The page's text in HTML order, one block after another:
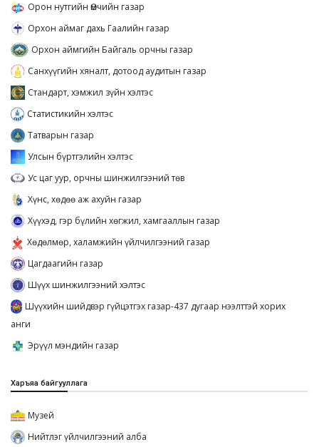
Орон нутгийн Өмчийн газар
Орхон аймаг дахь Гаалийн газар
Орхон аймгийн Байгаль орчны газар
Санхүүгийн хяналт, дотоод аудитын газар
Стандарт, хэмжил зүйн хэлтэс
Статистикийн хэлтэс
Татварын газар
Улсын бүртгэлийн хэлтэс
Ус цаг уур, орчны шинжилгээний төв
Хүнс, хөдөө аж ахуйн газар
Хүүхэд, гэр бүлийн хөгжил, хамгааллын газар
Хөдөлмөр, халамжийн үйлчилгээний газар
Цагдаагийн газар
Шүүх шинжилгээний хэлтэс
Шүүхийн шийдвэр гүйцэтгэх газар-437 дугаар нээлттэй хорих
анги
Эрүүл мэндийн газар
Харъяа байгууллага
Музей
Нийтлэг үйлчилгээний алба